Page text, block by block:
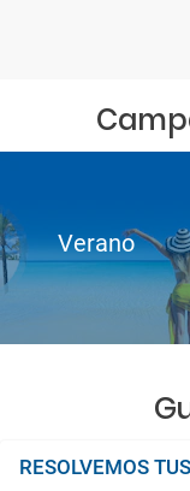
Verano
RESOLVEMOS